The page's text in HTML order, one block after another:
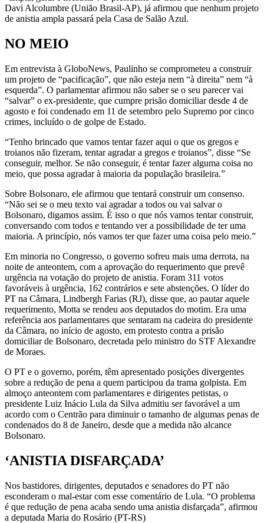
Davi Alcolumbre (União Brasil-AP), já afirmou que nenhum projeto
de anistia ampla passará pela Casa de Salão Azul.
NO MEIO
Em entrevista à GloboNews, Paulinho se comprometeu a construir
um projeto de “pacificação”, que não esteja nem “à direita” nem “à
esquerda”. O parlamentar afirmou não saber se o seu parecer vai
“salvar” o ex-presidente, que cumpre prisão domiciliar desde 4 de
agosto e foi condenado em 11 de setembro pelo Supremo por cinco
crimes, incluído o de golpe de Estado.
“Tenho brincado que vamos tentar fazer aqui o que os gregos e
troianos não fizeram, tentar agradar a gregos e troianos”, disse “Se
conseguir, melhor. Se não conseguir, é tentar fazer alguma coisa no
meio, que possa agradar à maioria da população brasileira.”
Sobre Bolsonaro, ele afirmou que tentará construir um consenso.
“Não sei se o meu texto vai agradar a todos ou vai salvar o
Bolsonaro, digamos assim. É isso o que nós vamos tentar construir,
conversando com todos e tentando ver a possibilidade de ter uma
maioria. A princípio, nós vamos ter que fazer uma coisa pelo meio.”
Em minoria no Congresso, o governo sofreu mais uma derrota, na
noite de anteontem, com a aprovação do requerimento que prevê
urgência na votação do projeto de anistia. Foram 311 votos
favoráveis à urgência, 162 contrários e sete abstenções. O líder do
PT na Câmara, Lindbergh Farias (RJ), disse que, ao pautar aquele
requerimento, Motta se rendeu aos deputados do motim. Era uma
referência aos parlamentares que sentaram na cadeira do presidente
da Câmara, no início de agosto, em protesto contra a prisão
domiciliar de Bolsonaro, decretada pelo ministro do STF Alexandre
de Moraes.
O PT e o governo, porém, têm apresentado posições divergentes
sobre a redução de pena a quem participou da trama golpista. Em
almoço anteontem com parlamentares e dirigentes petistas, o
presidente Luiz Inácio Lula da Silva admitiu ser favorável a um
acordo com o Centrão para diminuir o tamanho de algumas penas de
condenados do 8 de Janeiro, desde que a medida não alcance
Bolsonaro.
‘ANISTIA DISFARÇADA’
Nos bastidores, dirigentes, deputados e senadores do PT não
esconderam o mal-estar com esse comentário de Lula. “O problema
é que redução de pena acaba sendo uma anistia disfarçada”, afirmou
a deputada Maria do Rosário (PT-RS)